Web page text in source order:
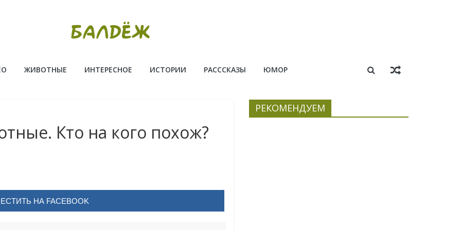
ЖИВОТНЫЕ ИНТЕРЕСНОЕ ИСТОРИИ РАСССКАЗЫ ЮМОР
Кто на кого похож?
НА FACEBOOK
РЕКОМЕНДУЕМ